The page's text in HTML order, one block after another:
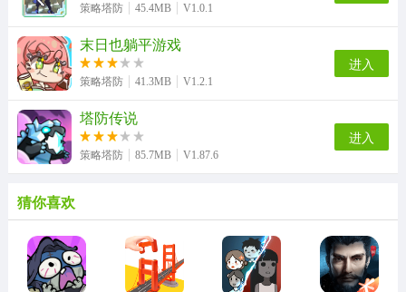
策略塔防 45.4MB V1.0.1
末日也躺平游戏
策略塔防 41.3MB V1.2.1
进入
塔防传说
策略塔防 85.7MB V1.87.6
进入
猜你喜欢